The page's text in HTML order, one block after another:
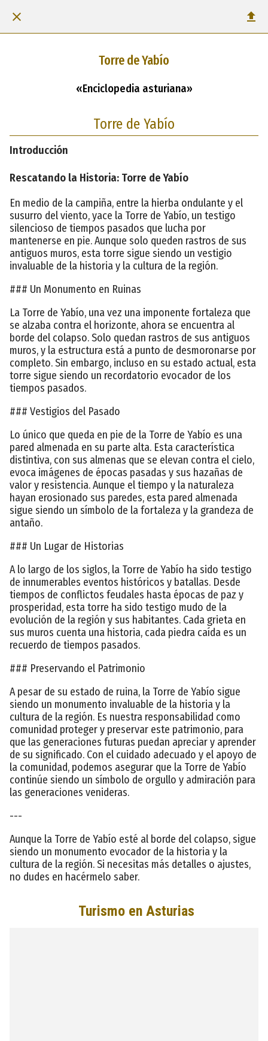
Torre de Yabío
«Enciclopedia asturiana»
Torre de Yabío
Introducción
Rescatando la Historia: Torre de Yabío
En medio de la campiña, entre la hierba ondulante y el
susurro del viento, yace la Torre de Yabío, un testigo
silencioso de tiempos pasados que lucha por
mantenerse en pie. Aunque solo queden rastros de sus
antiguos muros, esta torre sigue siendo un vestigio
invaluable de la historia y la cultura de la región.
### Un Monumento en Ruinas
La Torre de Yabío, una vez una imponente fortaleza que
se alzaba contra el horizonte, ahora se encuentra al
borde del colapso. Solo quedan rastros de sus antiguos
muros, y la estructura está a punto de desmoronarse por
completo. Sin embargo, incluso en su estado actual, esta
torre sigue siendo un recordatorio evocador de los
tiempos pasados.
### Vestigios del Pasado
Lo único que queda en pie de la Torre de Yabío es una
pared almenada en su parte alta. Esta característica
distintiva, con sus almenas que se elevan contra el cielo,
evoca imágenes de épocas pasadas y sus hazañas de
valor y resistencia. Aunque el tiempo y la naturaleza
hayan erosionado sus paredes, esta pared almenada
sigue siendo un símbolo de la fortaleza y la grandeza de
antaño.
### Un Lugar de Historias
A lo largo de los siglos, la Torre de Yabío ha sido testigo
de innumerables eventos históricos y batallas. Desde
tiempos de conflictos feudales hasta épocas de paz y
prosperidad, esta torre ha sido testigo mudo de la
evolución de la región y sus habitantes. Cada grieta en
sus muros cuenta una historia, cada piedra caída es un
recuerdo de tiempos pasados.
### Preservando el Patrimonio
A pesar de su estado de ruina, la Torre de Yabío sigue
siendo un monumento invaluable de la historia y la
cultura de la región. Es nuestra responsabilidad como
comunidad proteger y preservar este patrimonio, para
que las generaciones futuras puedan apreciar y aprender
de su significado. Con el cuidado adecuado y el apoyo de
la comunidad, podemos asegurar que la Torre de Yabío
continúe siendo un símbolo de orgullo y admiración para
las generaciones venideras.
---
Aunque la Torre de Yabío esté al borde del colapso, sigue
siendo un monumento evocador de la historia y la
cultura de la región. Si necesitas más detalles o ajustes,
no dudes en hacérmelo saber.